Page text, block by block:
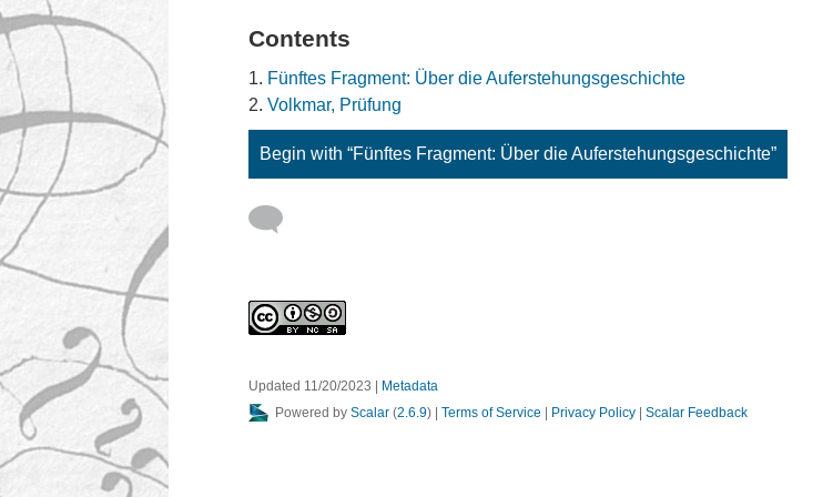
Contents
Fünftes Fragment: Über die Auferstehungsgeschichte
Volkmar, Prüfung
Begin with “Fünftes Fragment: Über die Auferstehungsgeschichte”
Updated 11/20/2023
Metadata
Powered by Scalar (2.6.9) | Terms of Service Privacy Policy Scalar Feedback